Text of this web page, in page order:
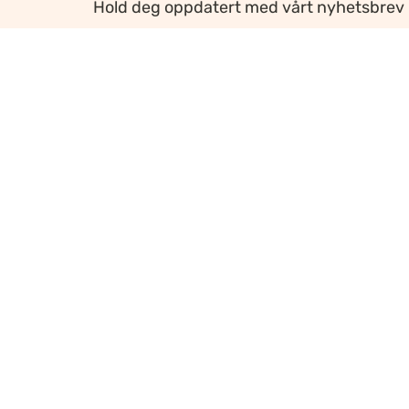
Hold deg oppdatert med vårt nyhetsbrev